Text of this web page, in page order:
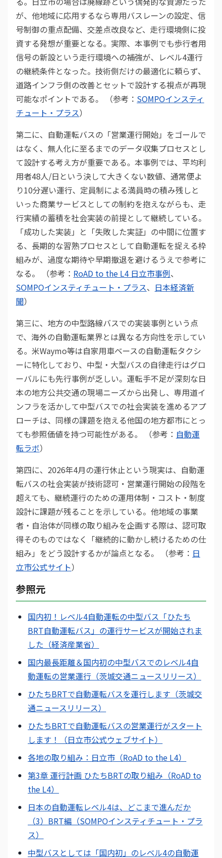
が、他地域に応用するなら専用バスレーンの設定、信
号制御の重点配備、交差点改良など、走行環境側に投
資する発想が重要となる。実際、本事例でも歩行者用
信号の新設という走行環境への補強が、レベル4運行
の継続条件となった。技術側だけの最適化に頼らず、
道路インフラ側の改善とセットで設計する視点が再現
可能なポイントである。 （参考： SOMPOインスティ
チュート・プラス）
第二に、自動運転バスの「営業運行開始」をゴールで
はなく、無人化に至るまでのデータ収集プロセスとし
て設計する考え方が重要である。本事例では、平均利
用者48人/日という決して大きくない数値、通常便よ
り10分遅い運行、定員制による満員時の積み残しと
いった商業サービスとしての制約を抱えながらも、走
行実績の蓄積を社会実装の前提として継続している。
「成功した実装」と「失敗した実証」の中間に位置す
る、長期的な習熟プロセスとして自動運転を捉える枠
組みが、過度な期待や早期撤退を避けるうえで参考に
なる。 （参考： RoAD to the L4 日立市事例、
SOMPOインスティチュート・プラス、 日本経済新
聞）
第三に、地方の中型路線バスでの実装事例という点
で、海外の自動運転業界とは異なる方向性を示してい
る。米Waymo等は自家用車ベースの自動運転タクシ
ーに特化しており、中型・大型バスの自律走行はグロ
ーバルにも先行事例が乏しい。運転手不足が深刻な日
本の地方公共交通の現場ニーズから出発し、専用道イ
ンフラを活かして中型バスでの社会実装を進めるアプ
ローチは、同様の課題を抱える他国の地方都市にとっ
ても参照価値を持つ可能性がある。 （参考： 自動運
転ラボ）
第四に、2026年4月の運行休止という現実は、自動運
転バスの社会実装が技術認可・営業運行開始の段階を
超えても、継続運行のための運用体制・コスト・制度
設計に課題が残ることを示している。他地域の事業
者・自治体が同様の取り組みを企画する際は、認可取
得そのものではなく「継続的に動かし続けるための仕
組み」をどう設計するかが論点となる。 （参考： 日
立市公式サイト）
参照元
国内初！レベル4自動運転の中型バス「ひたち
BRT自動運転バス」の運行サービスが開始されま
した（経済産業省）
国内最長距離＆国内初の中型バスでのレベル4自
動運転の営業運行（茨城交通ニュースリリース）
ひたちBRTで自動運転バスを運行します（茨城交
通ニュースリリース）
ひたちBRTで自動運転バスの営業運行がスタート
します！（日立市公式ウェブサイト）
各地の取り組み：日立市（RoAD to the L4）
第3章 運行計画 ひたちBRTの取り組み（RoAD to
the L4）
日本の自動運転レベル4は、どこまで進んだか
（3）BRT編（SOMPOインスティチュート・プラ
ス）
中型バスとしては「国内初」のレベル4の自動運